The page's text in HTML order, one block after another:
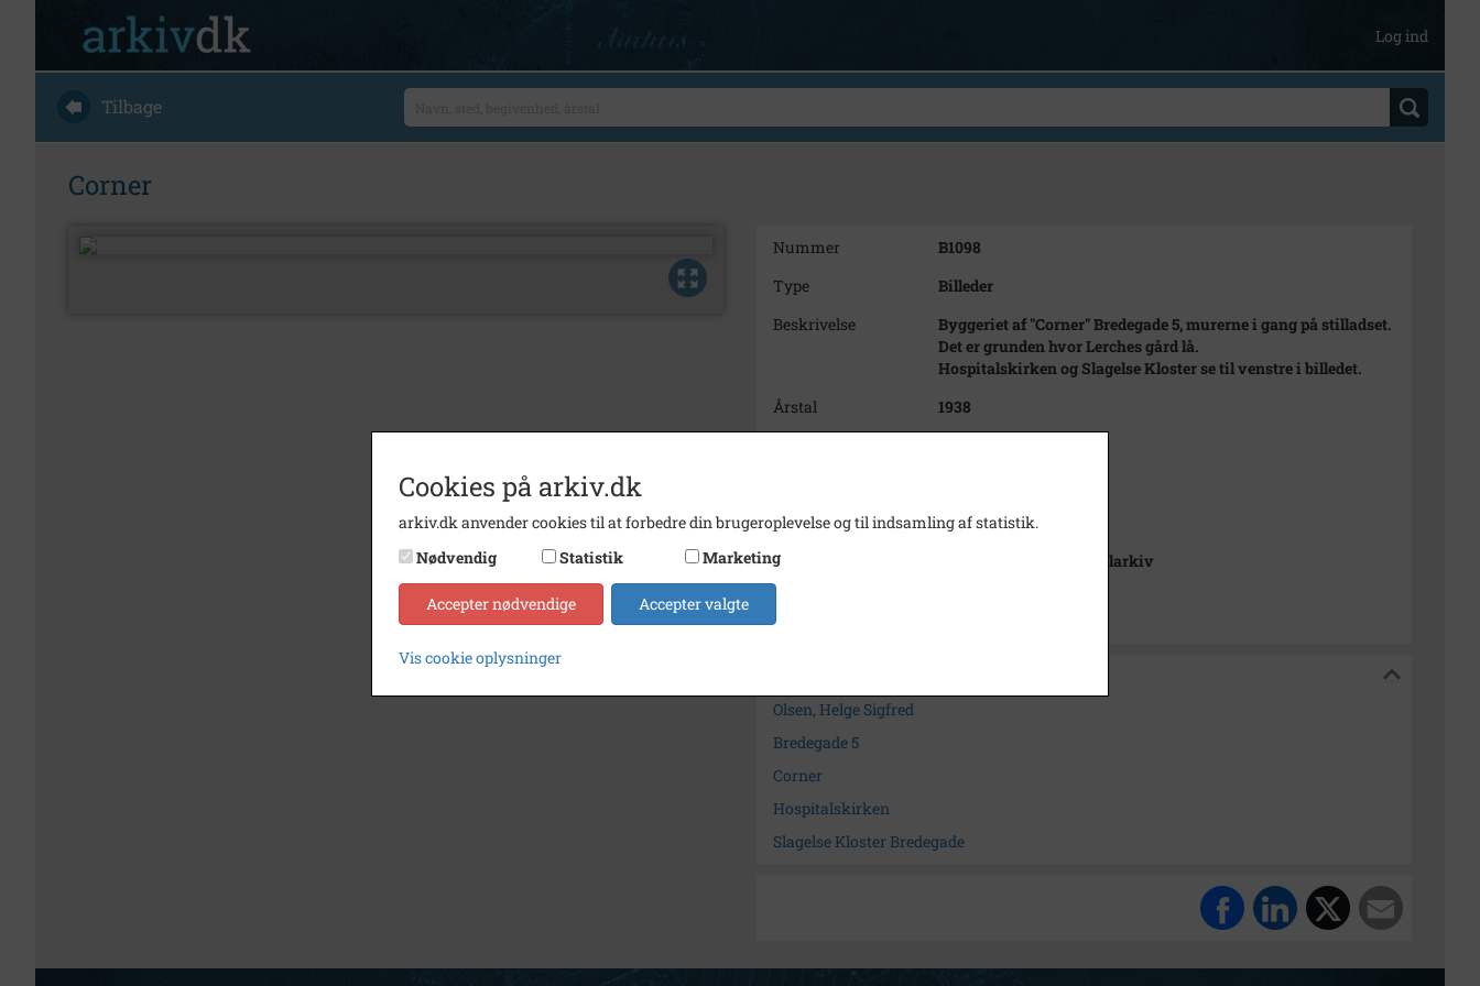
Log ind
Tilbage
Corner
Nummer
B1098
Type
Billeder
Beskrivelse
Byggeriet af "Corner" Bredegade 5, murerne i gang på stilladset.
Det er grunden hvor Lerches gård lå.
Hospitalskirken og Slagelse Kloster se til venstre i billedet.
Årstal
1938
Se på kort
Arkiv
Slagelse Stads- og Lokalarkiv
Olsen, Helge Sigfred
Bredegade 5
Corner
Hospitalskirken
Slagelse Kloster Bredegade
Cookies på arkiv.dk
arkiv.dk anvender cookies til at forbedre din brugeroplevelse og til indsamling af statistik.
Nødvendig
Statistik Marketing
Accepter nødvendige Accepter valgte
Vis cookie oplysninger